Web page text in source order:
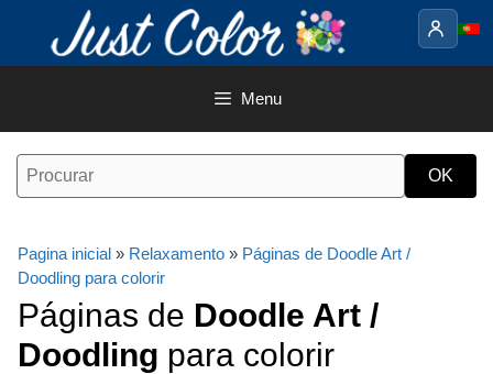
o
Menu
Pagina inicial » Relaxamento » Páginas de Doodle Art /
Doodling para colorir
Páginas de Doodle Art /
Doodling para colorir